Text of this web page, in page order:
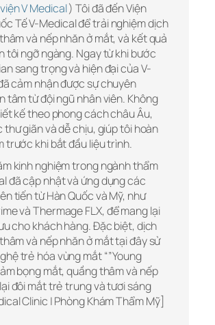
V Medical) Tôi đã đến Viện
Tế V-Medical để trải nghiệm dịch
và nếp nhăn ở mắt, và kết quả
tôi ngỡ ngàng. Ngay từ khi bước
sang trọng và hiện đại của V-
cảm nhận được sự chuyên
tâm từ đội ngũ nhân viên. Không
kế theo phong cách châu Âu,
giãn và dễ chịu, giúp tôi hoàn
trước khi bắt đầu liệu trình.
kinh nghiệm trong ngành thẩm
đã cập nhật và ứng dụng các
tiến từ Hàn Quốc và Mỹ, như
và Thermage FLX, để mang lại
cho khách hàng. Đặc biệt, dịch
và nếp nhăn ở mắt tại đây sử
trẻ hóa vùng mắt “”Young
bọng mắt, quầng thâm và nếp
đôi mắt trẻ trung và tươi sáng
Clinic | Phòng Khám Thẩm Mỹ]